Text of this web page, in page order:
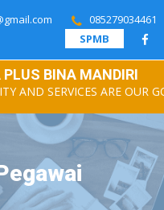
BINA MANDIRI
AND SERVICES ARE OUR
085279034461
SPMB